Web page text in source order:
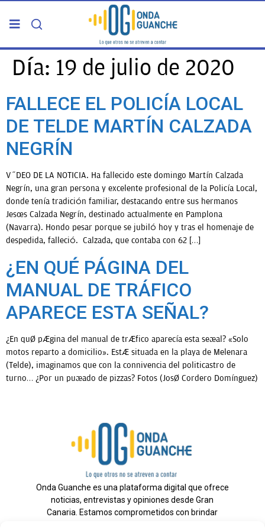
PORTADA
TELDE
GRAN CANARIA
5ª COLUMNA
CARTAS DEL DIRECTOR
ENTREVISTAS
OPINIÓN
Día: 19 de julio de 2020
FALLECE EL POLICÍA LOCAL
DE TELDE MARTÍN CALZADA
NEGRÍN
VÍDEO DE LA NOTICIA. Ha fallecido este domingo Martín Calzada
Negrín, una gran persona y excelente profesional de la Policía Local,
donde tenía tradición familiar, destacando entre sus hermanos
Jesús Calzada Negrín, destinado actualmente en Pamplona
(Navarra). Hondo pesar porque se jubiló hoy y tras el homenaje de
despedida, falleció. Calzada, que contaba con 62 […]
¿EN QUÉ PÁGINA DEL
MANUAL DE TRÁFICO
APARECE ESTA SEÑAL?
¿En qué página del manual de tráfico aparecía esta señal? «Solo
motos reparto a domicilio». Está situada en la playa de Melenara
(Telde), imaginamos que con la connivencia del politicastro de
turno… ¿Por un puñado de pizzas? Fotos (José Cordero Domínguez)
Onda Guanche es una plataforma digital que ofrece
noticias, entrevistas y opiniones desde Gran
Canaria. Estamos comprometidos con brindar